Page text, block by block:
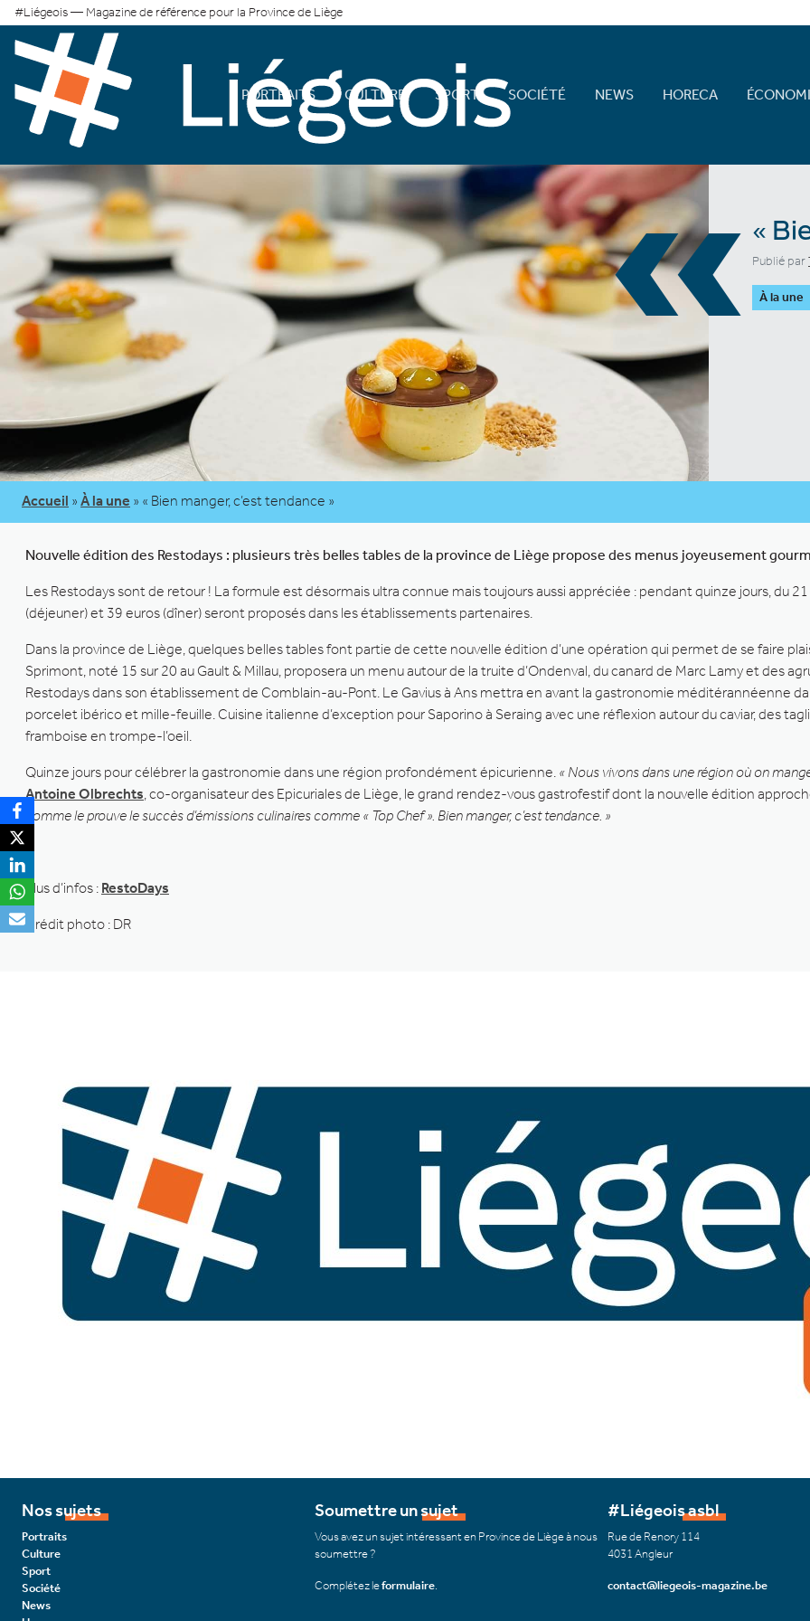
#Liégeois — Magazine de référence pour la Province de Liège
PORTRAITS CULTURE SPORT SOCIÉTÉ NEWS HORECA
««
Publié par
À la une
Accueil » À la une » « Bien manger, c’est tendance »
Nouvelle édition des Restodays : plusieurs très belles tables de la province de Liège propose des menus joyeusement
Les Restodays sont de retour ! La formule est désormais ultra connue mais toujours aussi appréciée : pendant quinze jours, du
(déjeuner) et 39 euros (dîner) seront proposés dans les établissements partenaires.
Dans la province de Liège, quelques belles tables font partie de cette nouvelle édition d’une opération qui permet de se faire
Sprimont, noté 15 sur 20 au Gault & Millau, proposera un menu autour de la truite d’Ondenval, du canard de Marc Lamy et des
Restodays dans son établissement de Comblain-au-Pont. Le Gavius à Ans mettra en avant la gastronomie méditérannéenne
porcelet ibérico et mille-feuille. Cuisine italienne d’exception pour Saporino à Seraing avec une réflexion autour du caviar, des
framboise en trompe-l’oeil.
Quinze jours pour célébrer la gastronomie dans une région profondément épicurienne. « Nous vivons dans une région où on
Antoine Olbrechts, co-organisateur des Epicuriales de Liège, le grand rendez-vous gastrofestif dont la nouvelle édition
comme le prouve le succès d’émissions culinaires comme « Top Chef ». Bien manger, c’est tendance. »
Plus d’infos : RestoDays
Crédit photo : DR
Nos sujets
Portraits
Culture
Sport
Société
News
Soumettre un sujet
Vous avez un sujet intéressant en Province de Liège à nous
soumettre ?
Complétez leformulaire
#Liégeois asbl
Rue de Renory 114
4031 Angleur
contact@liegeois-magazine.be